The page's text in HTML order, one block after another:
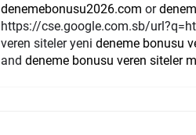
denemebonusu2026.com or
https://cse.google.com.sb/
veren siteler yenideneme bonusu
anddeneme bonusu veren siteler